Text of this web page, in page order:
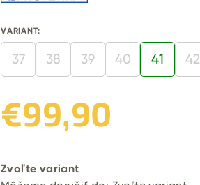
VARIANT:
37 38 39 40 41 42
€99,90
cena:
Zvoľte variant